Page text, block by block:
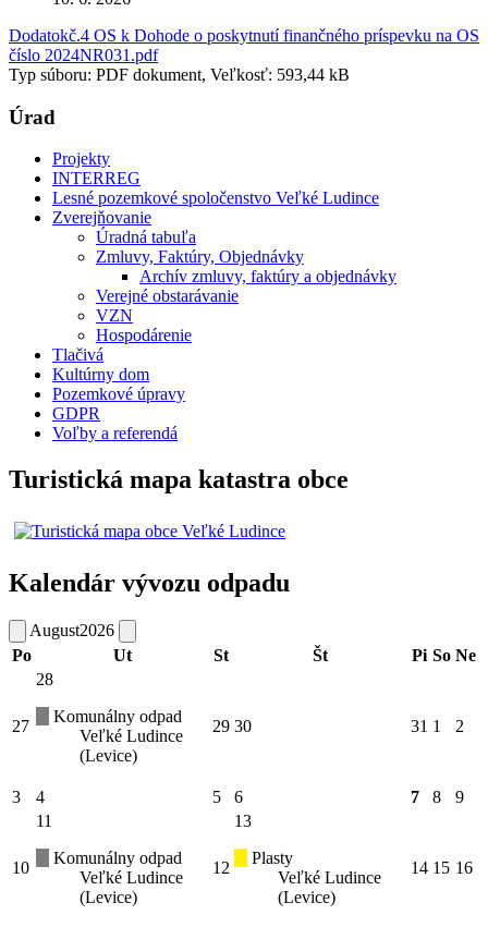
Dodatokč.4 OS k Dohode o poskytnutí finančného príspevku na OS
číslo 2024NR031.pdf
Typ súboru: PDF dokument, Veľkosť: 593,44 kB
Úrad
Projekty
INTERREG
Lesné pozemkové spoločenstvo Veľké Ludince
Zverejňovanie
Úradná tabuľa
Zmluvy, Faktúry, Objednávky
Archív zmluvy, faktúry a objednávky
Verejné obstarávanie
VZN
Hospodárenie
Tlačivá
Kultúrny dom
Pozemkové úpravy
GDPR
Voľby a referendá
Turistická mapa katastra obce
Kalendár vývozu odpadu
August2026
Po
Ut St Št Pi So Ne
27
28
Komunálny odpad
Veľké Ludince
(Levice)
29 30 31 1 2
3 4 5 6 7 8 9
10
11
Komunálny odpad
Veľké Ludince
(Levice)
12
13
Plasty
Veľké Ludince
(Levice)
14 15 16